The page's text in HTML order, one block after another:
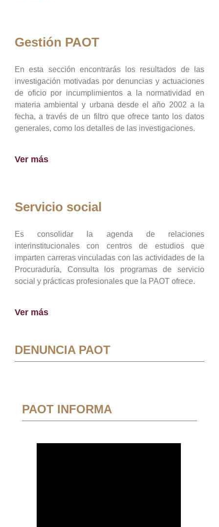
Gestión PAOT
En esta sección encontrarás los resultados de las
investigación motivadas por denuncias y actuaciones
de oficio por incumplimientos a la normatividad en
materia ambiental y urbana desde el año 2002 a la
fecha, a través de un filtro que ofrece tanto los datos
generales, como los detalles de las investigaciones.
Ver más
Servicio social
Es consolidar la agenda de relaciones
interinstitucionales con centros de estudios que
imparten carreras vinculadas con las actividades de la
Procuraduría, Consulta los programas de servicio
social y prácticas profesionales que la PAOT ofrece.
Ver más
DENUNCIA PAOT
PAOT INFORMA